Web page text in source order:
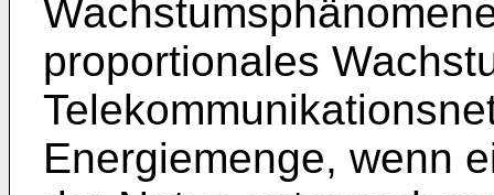
proportionales
Energiemenge, wenn